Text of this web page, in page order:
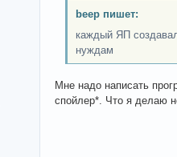
beep пишет:
каждый ЯП
нуждам
Мне надо написать
спойлер*. Что я делаю